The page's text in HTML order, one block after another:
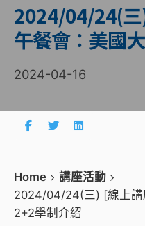
2024/04/24(三
午餐會：美國
2024-04-16
Home
講座活動
2024/04/24(三) [線上講
2+2學制介紹